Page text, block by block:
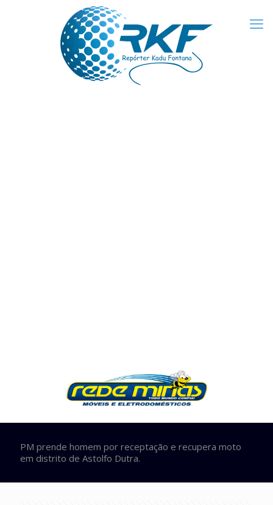
PM prende homem por receptação e recupera moto
em distrito de Astolfo Dutra.